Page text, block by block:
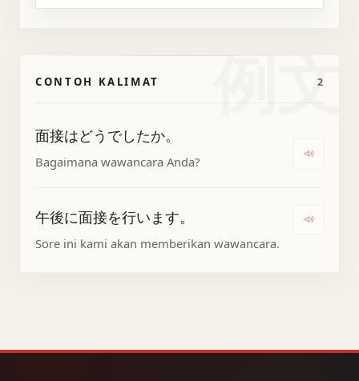
例文
CONTOH KALIMAT 2
面接はどうでしたか。
Bagaimana wawancara Anda?
午後に面接を行います。
Sore ini kami akan memberikan wawancara.